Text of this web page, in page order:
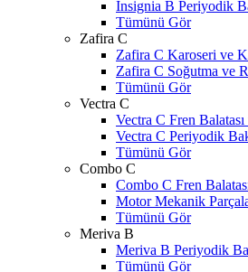
İnsignia B Periyodik
Tümünü Gör
Zafira C
Zafira C Karoseri ve
Zafira C Soğutma ve
Tümünü Gör
Vectra C
Vectra C Fren
Vectra C Periyodik
Tümünü Gör
Combo C
Combo C Fren
Motor Mekanik
Tümünü Gör
Meriva B
Meriva B Periyodik
Tümünü Gör